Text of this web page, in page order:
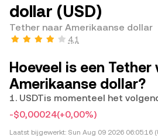
dollar (USD)
Tether naar Amerikaanse dollar
4,1
Hoeveel is een Tether
Amerikaanse dollar?
1. USDTis momenteel het
-$0,00024(+0,00%)
Laatst bijgewerkt: Sun Aug 09 2026 06:05:16